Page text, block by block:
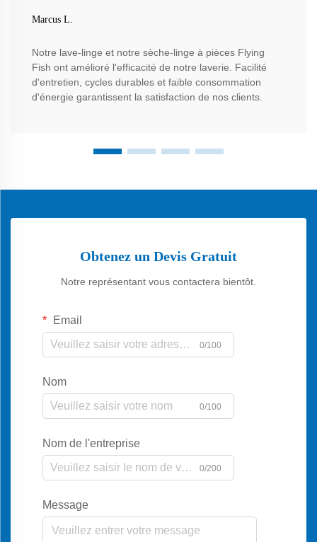
Marcus L.
Notre lave-linge et notre sèche-linge à pièces Flying
Fish ont amélioré l'efficacité de notre laverie. Facilité
d'entretien, cycles durables et faible consommation
d'énergie garantissent la satisfaction de nos clients.
Obtenez un Devis Gratuit
Notre représentant vous contactera bientôt.
Email
0/100
Nom
0/100
Nom de l'entreprise
0/200
Message